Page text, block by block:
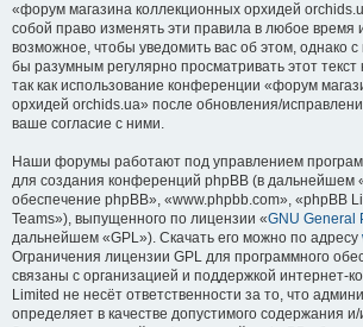
«форум магазина коллекционных орхидей
собой право изменять эти правила в любое время
возможное, чтобы уведомить вас об этом, однако
бы разумным регулярно просматривать этот
так как использование конференции «форум
орхидей orchids.ua» после обновления/
ваше согласие с ними.
Наши форумы работают под управлением
для создания конференций phpBB (в дальнейшем
обеспечение phpBB», «www.phpbb.com», «phpBB
Teams»), выпущенного по лицензии «GNU General
дальнейшем «GPL»). Скачать его можно по адресу
Ограничения лицензии GPL для программного
связаны с организацией и поддержкой интернет-
Limited не несёт ответственности за то, что
определяет в качестве допустимого содержания